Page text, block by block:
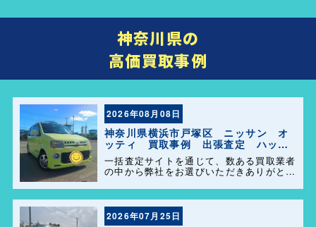
神奈川県の
高価買取事例
2026年08月08日
神奈川県横浜市戸塚区 ニッサン オ
ッティ 買取事例 出張査定 ハッピ
ーカーズ港南店！
一括査定サイトを通じて、数ある買取業者
の中から弊社をお選びいただきありがとう
中古車査定・高価買取はお任せください。
地域密着だからこそのスピード対応と安心
感を大切にしています。
2026年07月25日